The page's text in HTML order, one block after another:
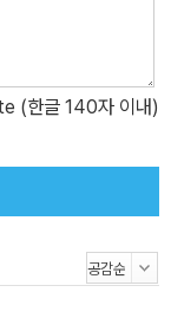
(한글 140자 이내)